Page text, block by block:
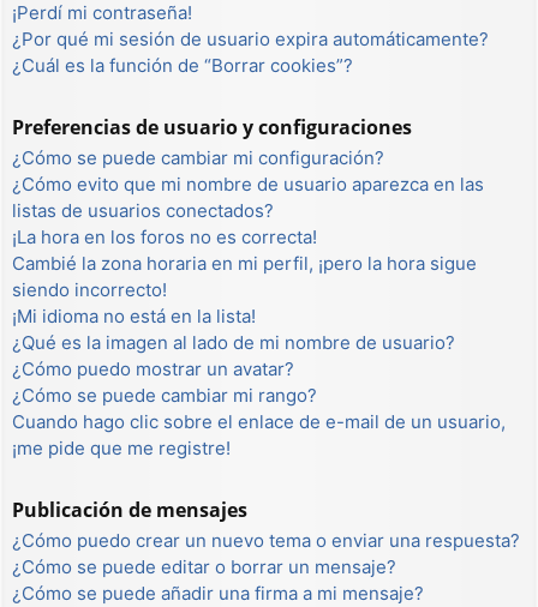
¡Perdí mi contraseña!
¿Por qué mi sesión de usuario expira automáticamente?
¿Cuál es la función de “Borrar cookies”?
Preferencias de usuario y configuraciones
¿Cómo se puede cambiar mi configuración?
¿Cómo evito que mi nombre de usuario aparezca en las
listas de usuarios conectados?
¡La hora en los foros no es correcta!
Cambié la zona horaria en mi perfil, ¡pero la hora sigue
siendo incorrecto!
¡Mi idioma no está en la lista!
¿Qué es la imagen al lado de mi nombre de usuario?
¿Cómo puedo mostrar un avatar?
¿Cómo se puede cambiar mi rango?
Cuando hago clic sobre el enlace de e-mail de un usuario,
¡me pide que me registre!
Publicación de mensajes
¿Cómo puedo crear un nuevo tema o enviar una respuesta?
¿Cómo se puede editar o borrar un mensaje?
¿Cómo se puede añadir una firma a mi mensaje?